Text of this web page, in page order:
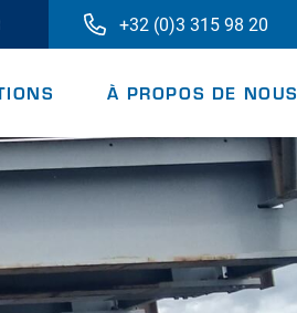
+32 (0)3 315 98 20
PONTONS
À PROPOS DE NOUS
RESSOURCES
INGÉNIERIE